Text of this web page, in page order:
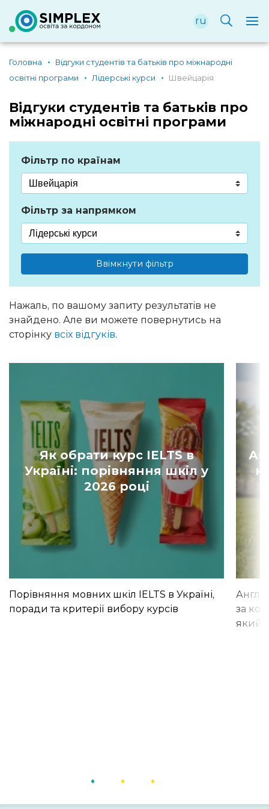
ru
Головна
Відгуки студентів та батьків про міжнародні
освітні програми
Лідерські курси Швейцарія
Відгуки студентів та батьків про
міжнародні освітні програми
Фільтр по країнам
Фільтр за напрямком
Ввімкнути фільтр
Нажаль, по вашому запиту результатів не
знайдено. Але ви можете повернутись на
сторінку всіх відгуків.
Як обрати курс IELTS в
Україні: порівняння шкіл у
2026 році
Порівняння мовних шкіл IELTS в Україні,
поради та критерії вибору курсів
за
який